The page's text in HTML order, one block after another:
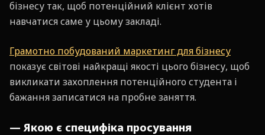
бізнесу так, щоб потенційний клієнт хотів
навчатися саме у цьому закладі.
Грамотно побудований маркетинг для бізнесу
показує світові найкращі якості цього бізнесу, щоб
викликати захоплення потенційного студента і
бажання записатися на пробне заняття.
— Якою є специфіка просування